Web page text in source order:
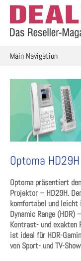
Skip
content
Main Navigation
Optoma
Optoma präsentiert
Projektor – HD29H.
komfortabel und
Dynamic Range
Kontrast- und exakten
ist ideal für HDR-
von Sport- und TV-